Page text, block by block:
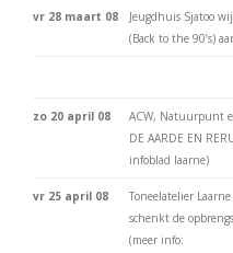
vr 28 maart 08
Jeugdhuis Sjatoo
(Back to the 90’s)
zo 20 april 08
ACW, Natuurpunt
DE AARDE EN
infoblad laarne)
vr 25 april 08
Toneelatelier
schenkt de
(meer info: